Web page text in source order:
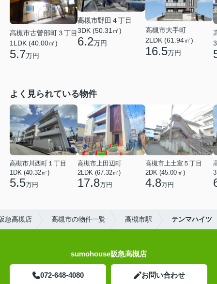
高槻市古曽部町３丁目
1LDK (40.00㎡)
5.7万円
高槻市野田４丁目
3DK (50.31㎡)
6.2万円
高槻市大手町
2LDK (61.94㎡)
16.5万円
よく見られている物件
高槻市川西町１丁目
1DK (40.32㎡)
5.5万円
高槻市上田辺町
2LDK (67.32㎡)
17.8万円
高槻市上土室５丁目
2DK (45.00㎡)
4.8万円
急高槻店 高槻市の物件一覧 高槻市駅 テンマハイツ
sumohouse阪急高槻店
072-648-4080 お問い合わせ